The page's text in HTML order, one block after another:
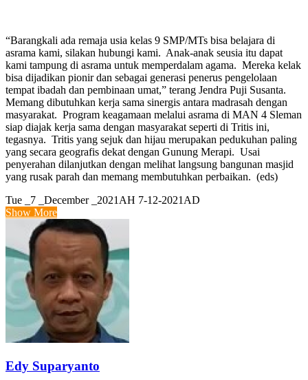
“Barangkali ada remaja usia kelas 9 SMP/MTs bisa belajara di
asrama kami, silakan hubungi kami. Anak-anak seusia itu dapat
kami tampung di asrama untuk memperdalam agama. Mereka kelak
bisa dijadikan pionir dan sebagai generasi penerus pengelolaan
tempat ibadah dan pembinaan umat,” terang Jendra Puji Susanta.
Memang dibutuhkan kerja sama sinergis antara madrasah dengan
masyarakat. Program keagamaan melalui asrama di MAN 4 Sleman
siap diajak kerja sama dengan masyarakat seperti di Tritis ini,
tegasnya. Tritis yang sejuk dan hijau merupakan pedukuhan paling
yang secara geografis dekat dengan Gunung Merapi. Usai
penyerahan dilanjutkan dengan melihat langsung bangunan masjid
yang rusak parah dan memang membutuhkan perbaikan. (eds)
Tue _7 _December _2021AH 7-12-2021AD
Show More
Edy Suparyanto